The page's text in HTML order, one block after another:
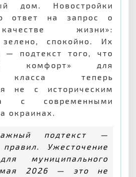
дом. Новостройки
ответ на запрос о
жизни»:
зелено, спокойно. Их
— подтекст того, что
комфорт» для
класса теперь
не с историческим
с современными
окраинах.
подтекст —
правил. Ужесточение
муниципального
2026 — это не